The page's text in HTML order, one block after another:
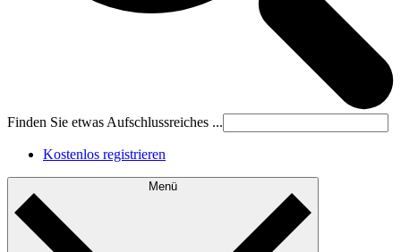
Finden Sie etwas Aufschlussreiches ...
Kostenlos registrieren
Menü